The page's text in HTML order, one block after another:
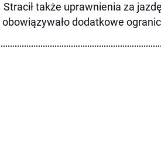
także uprawnienia za
dodatkowe